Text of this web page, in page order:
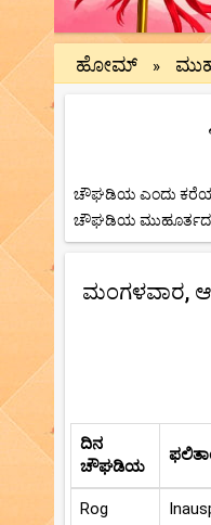
ಹೋಮ್ »
ಚೌಘಡಿಯ ಎಂದು
ಚೌಘಡಿಯ ಮುಹೂರ್ತದ
ಮಂಗಳವಾರ,
ದಿನ
ಚೌಘಡಿಯ
Rog